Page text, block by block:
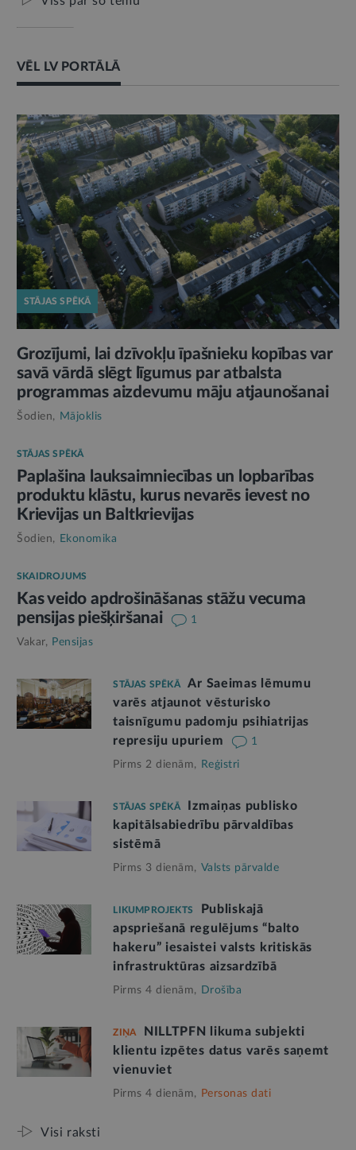
VĒL LV PORTĀLĀ
STĀJAS SPĒKĀ
Grozījumi, lai dzīvokļu īpašnieku kopības var
savā vārdā slēgt līgumus par atbalsta
programmas aizdevumu māju atjaunošanai
Šodien, Mājoklis
STĀJAS SPĒKĀ
Paplašina lauksaimniecības un lopbarības
produktu klāstu, kurus nevarēs ievest no
Krievijas un Baltkrievijas
Šodien, Ekonomika
SKAIDROJUMS
Kas veido apdrošināšanas stāžu vecuma
pensijas piešķiršanai
1
Vakar, Pensijas
STĀJAS SPĒKĀ
Ar Saeimas lēmumu
varēs atjaunot vēsturisko
taisnīgumu padomju psihiatrijas
represiju upuriem
1
Pirms 2 dienām, Reģistri
STĀJAS SPĒKĀ
Izmaiņas publisko
kapitālsabiedrību pārvaldības
sistēmā
Pirms 3 dienām, Valsts pārvalde
LIKUMPROJEKTS
Publiskajā
apspriešanā regulējums “balto
hakeru” iesaistei valsts kritiskās
infrastruktūras aizsardzībā
Pirms 4 dienām, Drošība
ZIŅA
NILLTPFN likuma subjekti
klientu izpētes datus varēs saņemt
vienuviet
Pirms 4 dienām, Personas dati
Visi raksti